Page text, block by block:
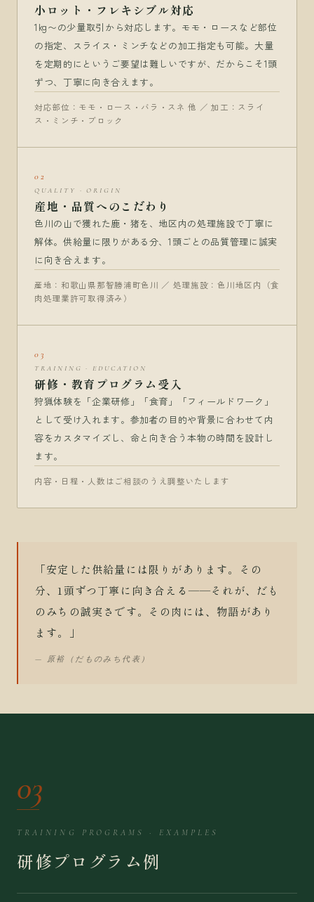
小ロット・フレキシブル対応
1kg〜の少量取引から対応します。モモ・ロースなど部位
の指定、スライス・ミンチなどの加工指定も可能。大量
を定期的にというご要望は難しいですが、だからこそ1頭
ずつ、丁寧に向き合えます。
対応部位：モモ・ロース・バラ・スネ 他 ／ 加工：スライ
ス・ミンチ・ブロック
02
QUALITY · ORIGIN
産地・品質へのこだわり
色川の山で獲れた鹿・猪を、地区内の処理施設で丁寧に
解体。供給量に限りがある分、1頭ごとの品質管理に誠実
に向き合えます。
産地：和歌山県那智勝浦町色川 ／ 処理施設：色川地区内（食
肉処理業許可取得済み）
03
TRAINING · EDUCATION
研修・教育プログラム受入
狩猟体験を「企業研修」「食育」「フィールドワーク」
として受け入れます。参加者の目的や背景に合わせて内
容をカスタマイズし、命と向き合う本物の時間を設計し
ます。
内容・日程・人数はご相談のうえ調整いたします
「安定した供給量には限りがあります。その
分、1頭ずつ丁寧に向き合える——それが、だも
のみちの誠実さです。その肉には、物語があり
ます。」
— 原裕（だものみち代表）
03
TRAINING PROGRAMS · EXAMPLES
研修プログラム例